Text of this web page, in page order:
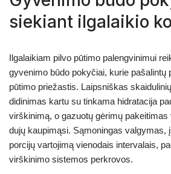
siekiant ilgalaikio
Ilgalaikiam pilvo pūtimo palengvinimui
gyvenimo būdo pokyčiai, kurie pašalintų
pūtimo priežastis. Laipsniškas
didinimas kartu su tinkama hidratacija
virškinimą, o gazuotų gėrimų
dujų kaupimąsi. Sąmoningas valgymas,
porcijų vartojimą vienodais intervalais,
virškinimo sistemos perkrovos.